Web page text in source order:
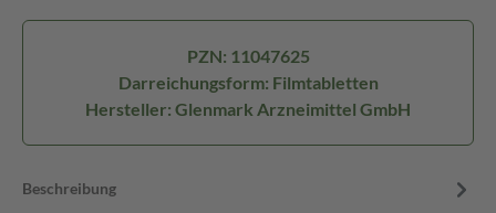
PZN: 11047625
Darreichungsform: Filmtabletten
Hersteller: Glenmark Arzneimittel GmbH
Beschreibung